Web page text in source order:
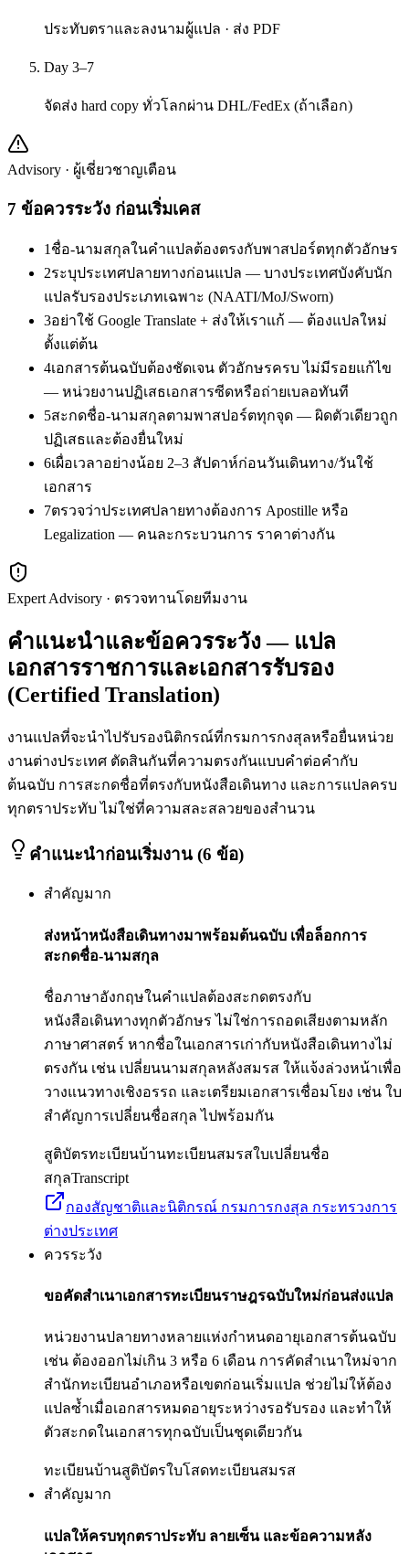
ประทับตราและลงนามผู้แปล · ส่ง PDF
Day 3–7
จัดส่ง hard copy ทั่วโลกผ่าน DHL/FedEx (ถ้าเลือก)
Advisory · ผู้เชี่ยวชาญเตือน
7 ข้อควรระวัง ก่อนเริ่มเคส
1 ชื่อ-นามสกุลในคำแปลต้องตรงกับพาสปอร์ตทุกตัวอักษร
2ระบุประเทศปลายทางก่อนแปล — บางประเทศบังคับนัก
แปลรับรองประเภทเฉพาะ (NAATI/MoJ/Sworn)
3อย่าใช้ Google Translate + ส่งให้เราแก้ — ต้องแปลใหม่
ตั้งแต่ต้น
4เอกสารต้นฉบับต้องชัดเจน ตัวอักษรครบ ไม่มีรอยแก้ไข
— หน่วยงานปฏิเสธเอกสารซีดหรือถ่ายเบลอทันที
5สะกดชื่อ-นามสกุลตามพาสปอร์ตทุกจุด — ผิดตัวเดียวถูก
ปฏิเสธและต้องยื่นใหม่
6เผื่อเวลาอย่างน้อย 2–3 สัปดาห์ก่อนวันเดินทาง/วันใช้
เอกสาร
7ตรวจว่าประเทศปลายทางต้องการ Apostille หรือ
Legalization — คนละกระบวนการ ราคาต่างกัน
Expert Advisory · ตรวจทานโดยทีมงาน
คำแนะนำและข้อควรระวัง — แปล
เอกสารราชการและเอกสารรับรอง
(Certified Translation)
งานแปลที่จะนำไปรับรองนิติกรณ์ที่กรมการกงสุลหรือยื่นหน่วย
งานต่างประเทศ ตัดสินกันที่ความตรงกันแบบคำต่อคำกับ
ต้นฉบับ การสะกดชื่อที่ตรงกับหนังสือเดินทาง และการแปลครบ
ทุกตราประทับ ไม่ใช่ที่ความสละสลวยของสำนวน
คำแนะนำก่อนเริ่มงาน (6 ข้อ)
สำคัญมาก
ส่งหน้าหนังสือเดินทางมาพร้อมต้นฉบับ เพื่อล็อกการ
สะกดชื่อ-นามสกุล
ชื่อภาษาอังกฤษในคำแปลต้องสะกดตรงกับ
หนังสือเดินทางทุกตัวอักษร ไม่ใช่การถอดเสียงตามหลัก
ภาษาศาสตร์ หากชื่อในเอกสารเก่ากับหนังสือเดินทางไม่
ตรงกัน เช่น เปลี่ยนนามสกุลหลังสมรส ให้แจ้งล่วงหน้าเพื่อ
วางแนวทางเชิงอรรถ และเตรียมเอกสารเชื่อมโยง เช่น ใบ
สำคัญการเปลี่ยนชื่อสกุล ไปพร้อมกัน
สูติบัตรทะเบียนบ้านทะเบียนสมรสใบเปลี่ยนชื่อ
สกุลTranscript
กองสัญชาติและนิติกรณ์ กรมการกงสุล กระทรวงการ
ต่างประเทศ
ควรระวัง
ขอคัดสำเนาเอกสารทะเบียนราษฎรฉบับใหม่ก่อนส่งแปล
หน่วยงานปลายทางหลายแห่งกำหนดอายุเอกสารต้นฉบับ
เช่น ต้องออกไม่เกิน 3 หรือ 6 เดือน การคัดสำเนาใหม่จาก
สำนักทะเบียนอำเภอหรือเขตก่อนเริ่มแปล ช่วยไม่ให้ต้อง
แปลซ้ำเมื่อเอกสารหมดอายุระหว่างรอรับรอง และทำให้
ตัวสะกดในเอกสารทุกฉบับเป็นชุดเดียวกัน
ทะเบียนบ้านสูติบัตรใบโสดทะเบียนสมรส
สำคัญมาก
แปลให้ครบทุกตราประทับ ลายเซ็น และข้อความหลัง